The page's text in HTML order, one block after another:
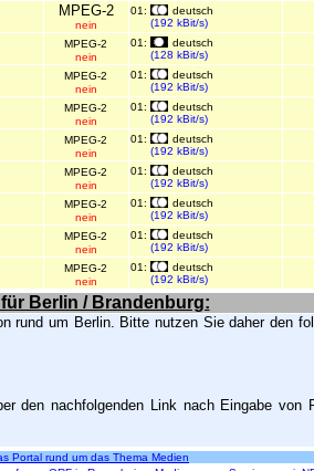
MPEG-2
nein
01:
deutsch
(192 kBit/s)
MPEG-2
nein
01:
deutsch
(128 kBit/s)
MPEG-2
nein
01:
deutsch
(192 kBit/s)
MPEG-2
nein
01:
deutsch
(192 kBit/s)
MPEG-2
nein
01:
deutsch
(192 kBit/s)
MPEG-2
nein
01:
deutsch
(192 kBit/s)
MPEG-2
nein
01:
deutsch
(192 kBit/s)
MPEG-2
nein
01:
deutsch
(192 kBit/s)
MPEG-2
nein
01:
deutsch
(192 kBit/s)
Berlin / Brandenburg:
rund um Berlin. Bitte nutzen Sie daher den
den nachfolgenden Link nach Eingabe von
Portal rund um das Thema Medien